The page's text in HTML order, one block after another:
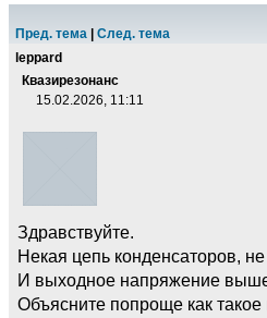
Пред. тема
След. тема
leppard
Квазирезонанс
15.02.2026, 11:11
Здравствуйте.
Некая цепь конденсаторов, не
И выходное напряжение
Объясните попроще как